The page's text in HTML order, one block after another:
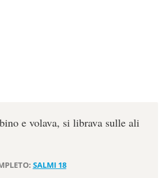
e volava, si librava sulle ali
SALMI 18